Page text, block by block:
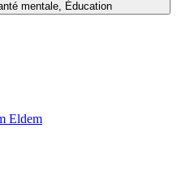
mentale, Éducation
Eldem